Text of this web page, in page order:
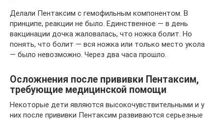
Делали Пентаксим с гемофильным компонентом. В
принципе, реакции не было. Единственное — в день
вакцинации дочка жаловалась, что ножка болит. Но
понять, что болит — вся ножка или только место укола
— было невозможно. Через два часа прошло.
Осложнения после прививки Пентаксим,
требующие медицинской помощи
Некоторые дети являются высокочувствительными и у
них после прививки Пентаксим развиваются серьезные